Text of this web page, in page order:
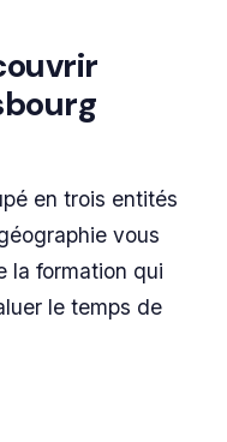
en trois entités
vous
la formation qui
le temps de